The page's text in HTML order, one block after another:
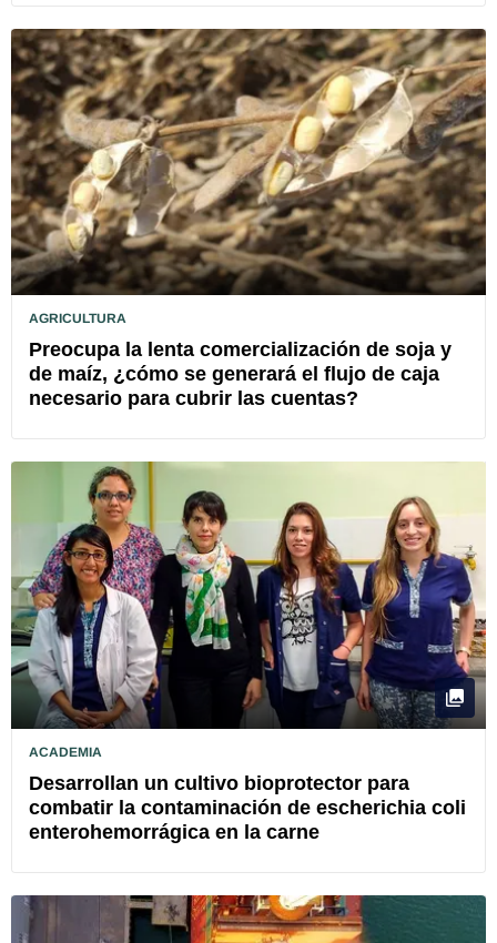
AGRICULTURA
Preocupa la lenta comercialización de soja y
de maíz, ¿cómo se generará el flujo de caja
necesario para cubrir las cuentas?
ACADEMIA
Desarrollan un cultivo bioprotector para
combatir la contaminación de escherichia coli
enterohemorrágica en la carne